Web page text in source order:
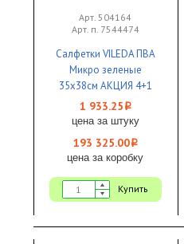
Арт. 504164
Арт. п. 7544474
Салфетки VILEDA ПВА
Микро зеленые
35х38см АКЦИЯ 4+1
шт 1/20
1 933.25 i
цена за штуку
193 325.00i
цена за коробку
Купить